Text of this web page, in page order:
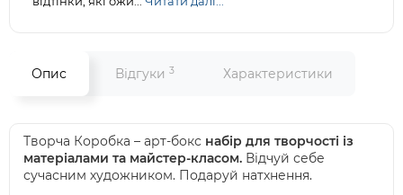
Опис Відгуки 3 Характеристики
Творча Коробка – арт-бокс набір для творчості із
матеріалами та майстер-класом. Відчуй себе
сучасним художником. Подаруй натхнення.